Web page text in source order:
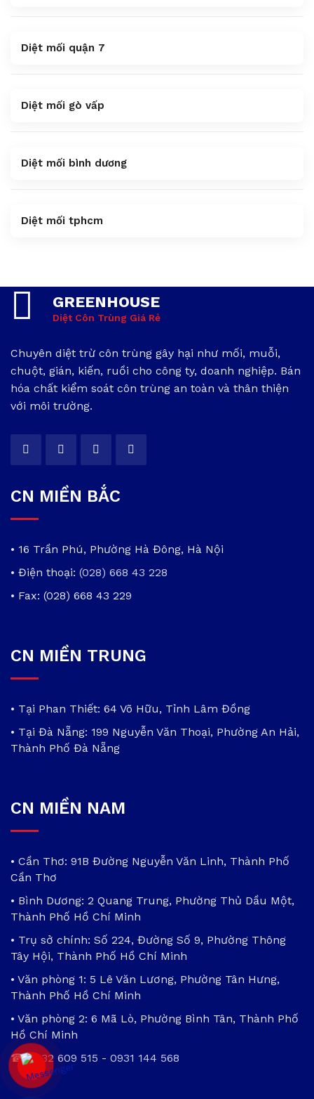
Diệt mối quận 7
Diệt mối gò vấp
Diệt mối bình dương
Diệt mối tphcm
GREENHOUSE
Diệt Côn Trùng Giá Rẻ
Chuyên diệt trừ côn trùng gây hại như mối, muỗi,
chuột, gián, kiến, ruồi cho công ty, doanh nghiệp. Bán
hóa chất kiểm soát côn trùng an toàn và thân thiện
với môi trường.
CN MIỀN BẮC
• 16 Trần Phú, Phường Hà Đông, Hà Nội
• Điện thoại: (028) 668 43 228
• Fax: (028) 668 43 229
CN MIỀN TRUNG
• Tại Phan Thiết: 64 Võ Hữu, Tỉnh Lâm Đồng
• Tại Đà Nẵng: 199 Nguyễn Văn Thoại, Phường An Hải,
Thành Phố Đà Nẵng
CN MIỀN NAM
• Cần Thơ: 91B Đường Nguyễn Văn Linh, Thành Phố
Cần Thơ
• Bình Dương: 2 Quang Trung, Phường Thủ Dầu Một,
Thành Phố Hồ Chí Minh
• Trụ sở chính: Số 224, Đường Số 9, Phường Thông
Tây Hội, Thành Phố Hồ Chí Minh
• Văn phòng 1: 5 Lê Văn Lương, Phường Tân Hưng,
Thành Phố Hồ Chí Minh
• Văn phòng 2: 6 Mã Lò, Phường Bình Tân, Thành Phố
Hồ Chí Minh
☎0932 609 515 - 0931 144 568